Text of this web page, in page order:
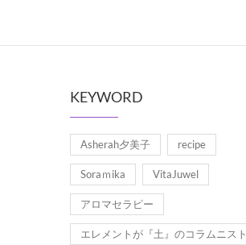
KEYWORD
Asherah夕美子 recipe
Soraｍika VitaJuwel
アロマセラピー
エレメントが『土』のコラムニスト